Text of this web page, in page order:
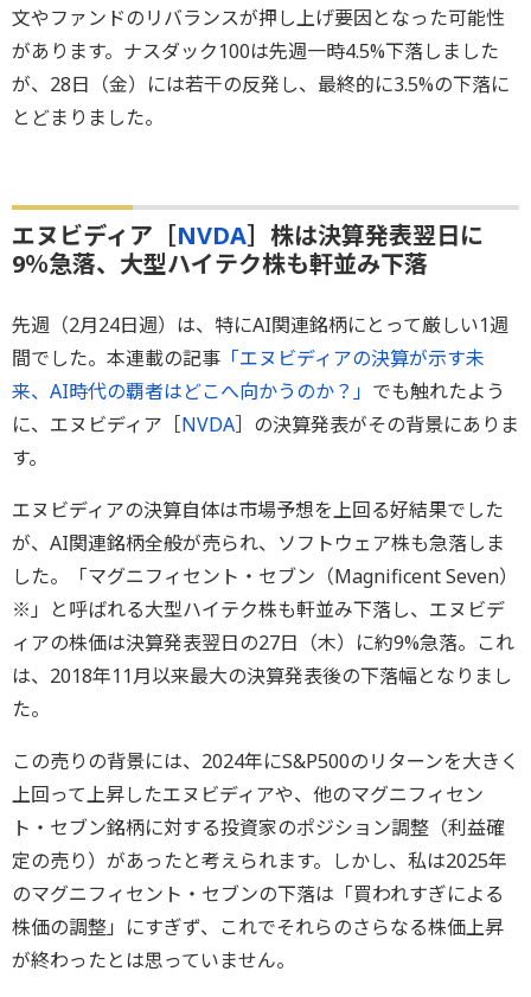
文やファンドのリバランスが押し上げ要因となった可能性
があります。ナスダック100は先週一時4.5%下落しました
が、28日（金）には若干の反発し、最終的に3.5%の下落に
とどまりました。
エヌビディア［NVDA］株は決算発表翌日に
9％急落、大型ハイテク株も軒並み下落
先週（2月24日週）は、特にAI関連銘柄にとって厳しい1週
間でした。本連載の記事 「エヌビディアの決算が示す未
来、AI時代の覇者はどこへ向かうのか？」 でも触れたよう
に、エヌビディア［NVDA］の決算発表がその背景にありま
す。
エヌビディアの決算自体は市場予想を上回る好結果でした
が、AI関連銘柄全般が売られ、ソフトウェア株も急落しま
した。「マグニフィセント・セブン（Magnificent Seven）
※」と呼ばれる大型ハイテク株も軒並み下落し、エヌビデ
ィアの株価は決算発表翌日の27日（木）に約9%急落。これ
は、2018年11月以来最大の決算発表後の下落幅となりまし
た。
この売りの背景には、2024年にS&P500のリターンを大きく
上回って上昇したエヌビディアや、他のマグニフィセン
ト・セブン銘柄に対する投資家のポジション調整（利益確
定の売り）があったと考えられます。しかし、私は2025年
のマグニフィセント・セブンの下落は「買われすぎによる
株価の調整」にすぎず、これでそれらのさらなる株価上昇
が終わったとは思っていません。